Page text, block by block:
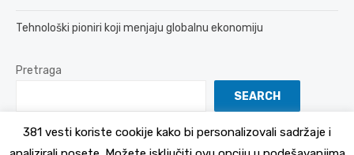
Tehnološki pioniri koji menjaju globalnu ekonomiju
Pretraga
SEARCH
381 vesti koriste cookije kako bi personalizovali sadržaje i